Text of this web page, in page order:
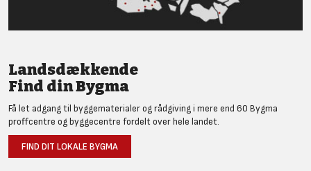
Landsdækkende
Find din Bygma
Få let adgang til byggematerialer og rådgiving i mere end 60 Bygma
proffcentre og byggecentre fordelt over hele landet.
FIND DIT LOKALE BYGMA